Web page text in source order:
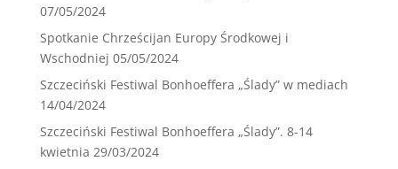
07/05/2024
Spotkanie Chrześcijan Europy Środkowej i
Wschodniej 05/05/2024
Szczeciński Festiwal Bonhoeffera „Ślady” w mediach
14/04/2024
Szczeciński Festiwal Bonhoeffera „Ślady”. 8-14
kwietnia 29/03/2024